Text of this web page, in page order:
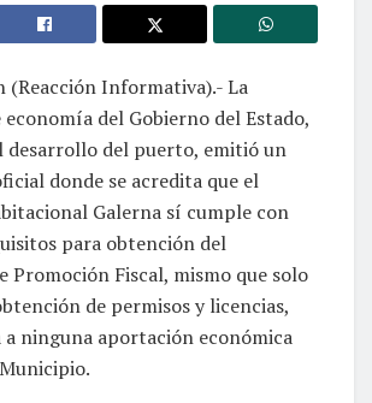
(Reacción Informativa).- La
del Gobierno del Estado,
desarrollo del puerto, emitió un
donde se acredita que el
Galerna sí cumple con
para obtención del
Promoción Fiscal, mismo que solo
de permisos y licencias,
ninguna aportación económica